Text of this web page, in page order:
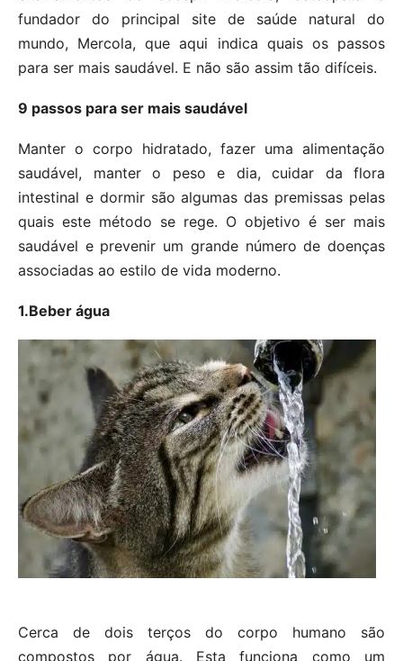
fundador do principal site de saúde natural do
mundo, Mercola, que aqui indica quais os passos
para ser mais saudável. E não são assim tão difíceis.
9 passos para ser mais saudável
Manter o corpo hidratado, fazer uma alimentação
saudável, manter o peso e dia, cuidar da flora
intestinal e dormir são algumas das premissas pelas
quais este método se rege. O objetivo é ser mais
saudável e prevenir um grande número de doenças
associadas ao estilo de vida moderno.
1.Beber água
Cerca de dois terços do corpo humano são
compostos por água. Esta funciona como um